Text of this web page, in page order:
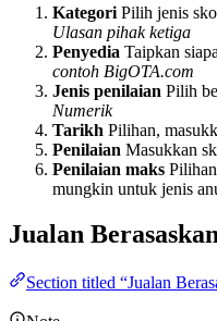
Kategori Pilih jenis
Ulasan pihak ketiga
Penyedia Taipkan
contoh BigOTA.com
Jenis penilaian Pilih
Numerik
Tarikh Pilihan,
Penilaian Masukkan
Penilaian maks
mungkin untuk jenis
Jualan
Section titled “Jualan